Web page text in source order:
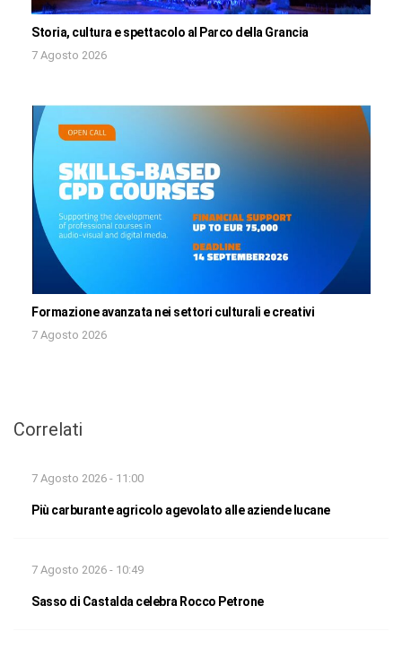
Storia, cultura e spettacolo al Parco della Grancia
7 Agosto 2026
Formazione avanzata nei settori culturali e creativi
7 Agosto 2026
Correlati
7 Agosto 2026 - 11:00
Più carburante agricolo agevolato alle aziende lucane
7 Agosto 2026 - 10:49
Sasso di Castalda celebra Rocco Petrone